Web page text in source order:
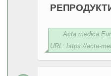
Acta medica
URL: https://acta-